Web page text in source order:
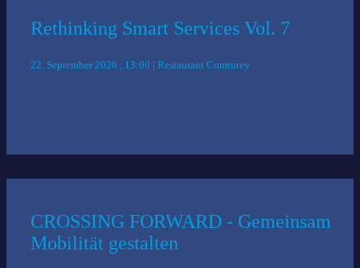
Rethinking Smart Services Vol. 7
22. September 2026 , 13:00 | Restaurant Comturey
CROSSING FORWARD - Gemeinsam
Mobilität gestalten